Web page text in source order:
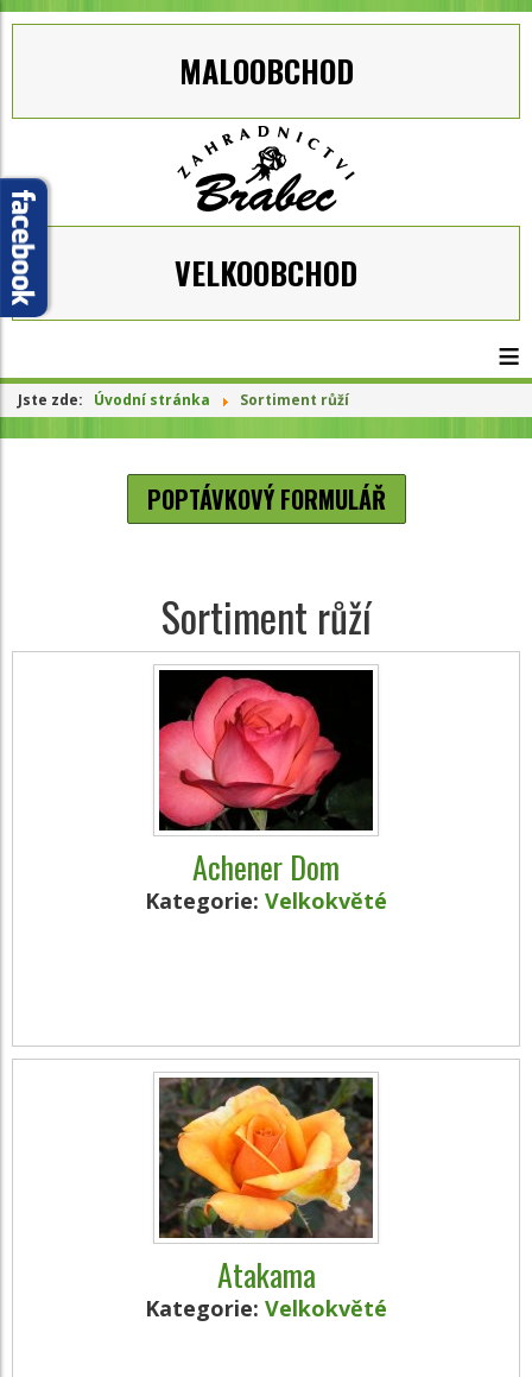
MALOOBCHOD
VELKOOBCHOD
≡
Jste zde: Úvodní stránka Sortiment růží
POPTÁVKOVÝ FORMULÁŘ
Sortiment růží
Achener Dom
Kategorie: Velkokvěté
Atakama
Kategorie: Velkokvěté